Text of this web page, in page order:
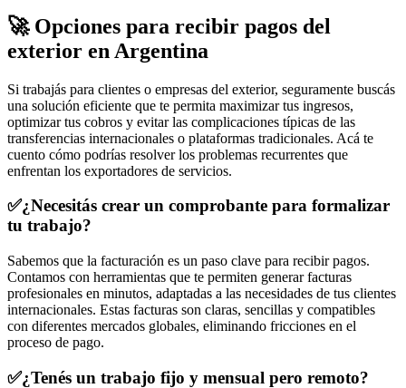
🚀 Opciones para recibir pagos del
exterior en Argentina
Si trabajás para clientes o empresas del exterior, seguramente buscás
una solución eficiente que te permita maximizar tus ingresos,
optimizar tus cobros y evitar las complicaciones típicas de las
transferencias internacionales o plataformas tradicionales. Acá te
cuento cómo podrías resolver los problemas recurrentes que
enfrentan los exportadores de servicios.
✅¿Necesitás crear un comprobante para formalizar
tu trabajo?
Sabemos que la facturación es un paso clave para recibir pagos.
Contamos con herramientas que te permiten generar facturas
profesionales en minutos, adaptadas a las necesidades de tus clientes
internacionales. Estas facturas son claras, sencillas y compatibles
con diferentes mercados globales, eliminando fricciones en el
proceso de pago.
✅¿Tenés un trabajo fijo y mensual pero remoto?